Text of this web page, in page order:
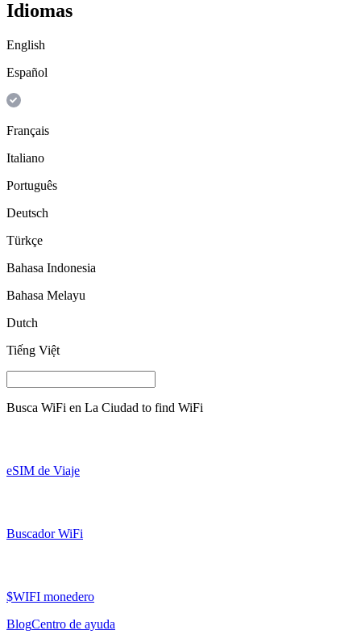
Idiomas
English
Español
Français
Italiano
Português
Deutsch
Türkçe
Bahasa Indonesia
Bahasa Melayu
Dutch
Tiếng Việt
Busca WiFi en La Ciudad to find WiFi
eSIM de Viaje
Buscador WiFi
$WIFI monedero
BlogCentro de ayuda